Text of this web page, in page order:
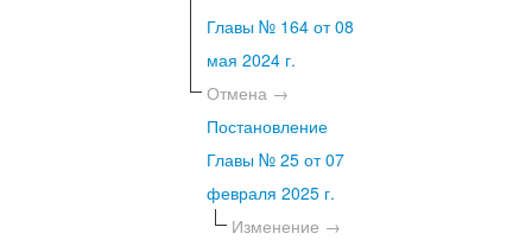
Главы № 164 от 08
мая 2024 г.
Отмена →
Постановление
Главы № 25 от 07
февраля 2025 г.
Изменение →